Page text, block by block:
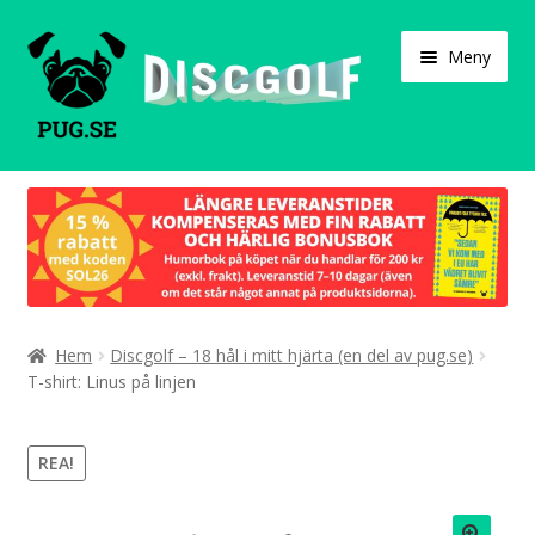
Hoppa
till
navigering
Hoppa
till
innehåll
Meny
Varukorg
Våra produkter
Designa själv!
Böcker
Info/villkor
Hem
Discgolf – 18 hål i mitt hjärta (en del av pug.se)
T-shirt: Linus på linjen
REA!